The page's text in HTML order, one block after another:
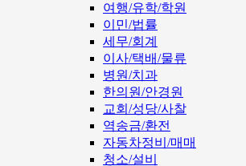
여행/유학/학원
이민/법률
세무/회계
이사/택배/물류
병원/치과
한의원/안경원
교회/성당/사찰
역송금/환전
자동차정비/매매
청소/설비